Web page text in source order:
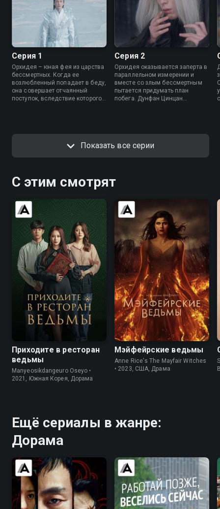
Серия 1
Орхидея – юная фея из царства
бессмертных. Когда ее
возлюбленный попадает в беду,
она совершает отчаянный
поступок, вследствие которого
Серия 2
Орхидея оказывается заперта в
параллельном измерении и
вместе со злым бессмертным
пытается придумать план
побега. Дунфан Цинцан
Показать все серии
С этим смотрят
7.8 7.3
Приходите в ресторан
ведьмы
Manyeosikdangeuro Oseyo •
2021, Южная Корея, Дорама
7.2 6.2
Мэйфейрские ведьмы
Anne Rice's The Mayfair Witches
• 2023, США, Драма
Ещё сериалы в жанре:
Дорама